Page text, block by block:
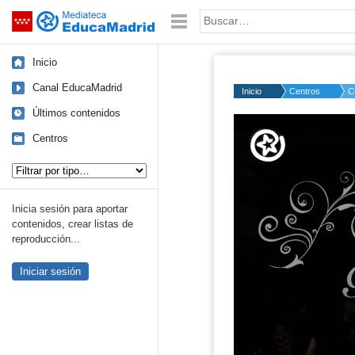
Saltar navegación Palabra o frase:
Inicio
Canal EducaMadrid
Últimos contenidos
Centros
Inicia sesión para aportar
contenidos, crear listas de
reproducción...
Iniciar sesión
Inicio Centros